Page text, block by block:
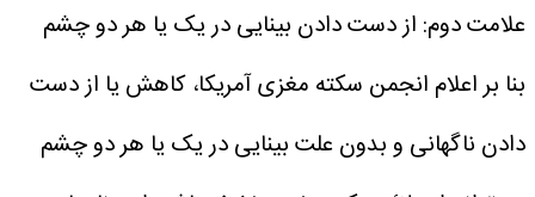
علامت دوم: از دست دادن بینایی در یک یا هر دو چشم
بنا بر اعلام انجمن سکته مغزی آمریکا، کاهش یا از دست
دادن ناگهانی و بدون علت بینایی در یک یا هر دو چشم